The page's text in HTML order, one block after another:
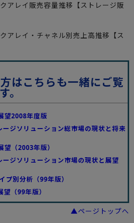
アレイ販売容量推移【ストレージ販
アレイ・チャネル別売上高推移【ス
はこちらも一緒にご覧
。
望2008年度版
ージソリューション総市場の現状と将来
（2003年版）
ージソリューション市場の現状と展望
プ別分析（99年版）
（99年版）
▲ページトップへ